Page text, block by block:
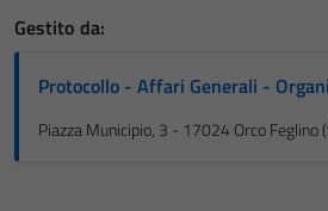
Gestito da:
Protocollo - Affari Generali -
Piazza Municipio, 3 - 17024 Orco Feglino